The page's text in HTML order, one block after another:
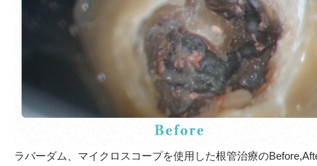
ラバーダム、マイクロスコープを使用した根管治療の